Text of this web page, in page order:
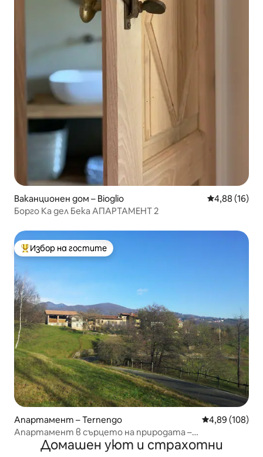
Ваканционен дом – Bioglio Средна
4,88 (16)
Борго Ка дел Бека АПАРТАМЕНТ 2
Най-популярен избор на гостите
Избор на гостите
Апартамент – Ternengo Средна
4,89 (108)
Апартамент в сърцето на природата –
спокойствие и релакс
Домашен уют и страхотни